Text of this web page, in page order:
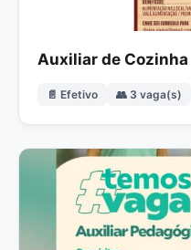
Auxiliar de Cozinha
📄 Efetivo 👥 3 vaga(s)